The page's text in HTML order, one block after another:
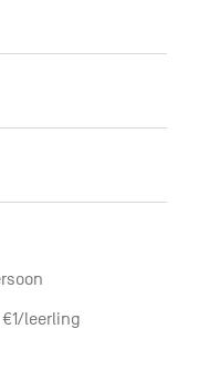
leerling